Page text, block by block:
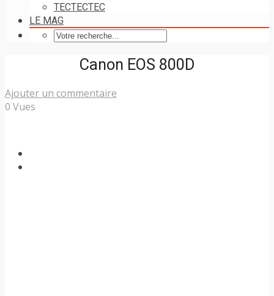
TECTECTEC
LE MAG
Canon EOS 800D
Ajouter un commentaire
0 Vues